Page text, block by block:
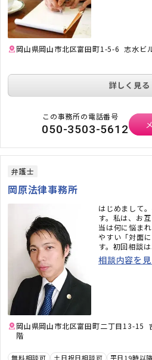
岡山県岡山市北区富田町1-5-6 志水ビ
詳しく見る
この事務所の電話番号
050-3503-5612
弁護士
岡原法律事務所
はじめまして
す。私は、お
当は何に悩ま
やすい「対面
す。初回相談
さにも定評が
希望の場所に
相談内容を見
岡山県岡山市北区富田町二丁目13-15
階
無料相談可 土日祝日相談可 平日19時以